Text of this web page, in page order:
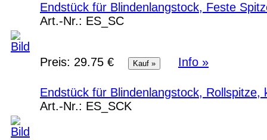
Endstück für Blindenlangstock, Feste
Art.-Nr.: ES_SC
Preis: 29.75 € Info »
Endstück für Blindenlangstock, Rollspitze,
Art.-Nr.: ES_SCK